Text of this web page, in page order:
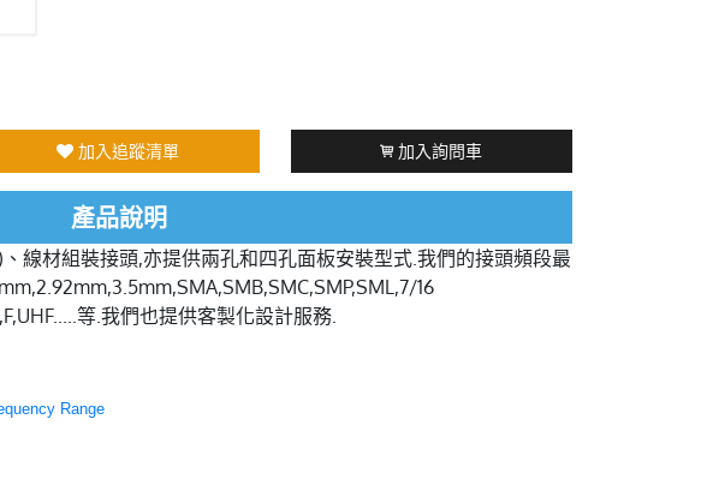
加入追蹤清單 加入詢問車
產品說明
線材組裝接頭,亦提供兩孔和四孔面板安裝型式.我們的接頭頻段最
16
等.我們也提供客製化設計服務.
Range